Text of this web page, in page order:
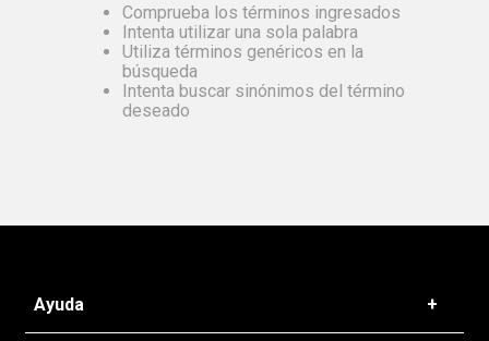
Comprueba los términos ingresados
Intenta utilizar una sola palabra
Utiliza términos genéricos en la
búsqueda
Intenta buscar sinónimos del término
deseado
Ayuda +